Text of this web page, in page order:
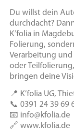
Du willst dein
durchdacht?
K’folia in
Folierung,
Verarbeitung und
oder
bringen deine
📍 K’folia UG,
📞 0391 24 39 69
📧 info@kfolia.de
🔗 www.kfolia.de